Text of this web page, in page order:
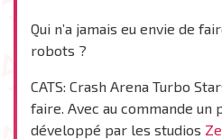
Qui n’a jamais eu envie de
robots ?
CATS: Crash Arena Turbo
faire. Avec au commande un
développé par les studios